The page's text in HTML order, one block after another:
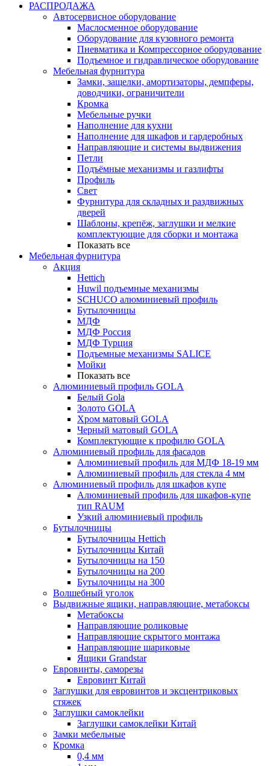
РАСПРОДАЖА
Автосервисное оборудование
Маслосменное оборудование
Оборудование для кузовного ремонта
Пневматика и Компрессорное оборудование
Подъемное и гидравлическое оборудование
Мебельная фурнитура
Замки, защелки, амортизаторы, демпферы,
доводчики, ограничители
Кромка
Мебельные ручки
Наполнение для кухни
Наполнение для шкафов и гардеробных
Направляющие и системы выдвижения
Петли
Подъёмные механизмы и газлифты
Профиль
Свет
Фурнитура для складных и раздвижных
дверей
Шаблоны, крепёж, заглушки и мелкие
комплектующие для сборки и монтажа
Показать все
Мебельная фурнитура
Акция
Hettich
Huwil подъемные механизмы
SCHUCO алюминиевый профиль
Бутылочницы
МДФ
МДФ Россия
МДФ Турция
Подъемные механизмы SALICE
Мойки
Показать все
Алюминиевый профиль GOLA
Белый Gola
Золото GOLA
Хром матовый GOLA
Черный матовый GOLA
Комплектующие к профилю GOLA
Алюминиевый профиль для фасадов
Алюминиевый профиль для МДФ 18-19 мм
Алюминиевый профиль для стекла 4 мм
Алюминиевый профиль для шкафов купе
Алюминиевый профиль для шкафов-купе
тип RAUM
Узкий алюминиевый профиль
Бутылочницы
Бутылочницы Hettich
Бутылочницы Китай
Бутылочницы на 150
Бутылочницы на 200
Бутылочницы на 300
Волшебный уголок
Выдвижные ящики, направляющие, метабоксы
Метабоксы
Направляющие роликовые
Направляющие скрытого монтажа
Направляющие шариковые
Ящики Grandstar
Евровинты, саморезы
Евровинт Китай
Заглушки для евровинтов и эксцентриковых
стяжек
Заглушки самоклейки
Заглушки самоклейки Китай
Замки мебельные
Кромка
0,4 мм